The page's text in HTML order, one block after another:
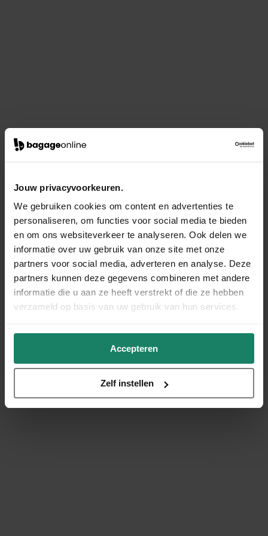
Jouw privacyvoorkeuren.
We gebruiken cookies om content en advertenties te
personaliseren, om functies voor social media te bieden
en om ons websiteverkeer te analyseren. Ook delen we
informatie over uw gebruik van onze site met onze
partners voor social media, adverteren en analyse. Deze
partners kunnen deze gegevens combineren met andere
informatie die u aan ze heeft verstrekt of die ze hebben
verzameld op basis van uw gebruik van hun services.
Accepteren
Zelf instellen